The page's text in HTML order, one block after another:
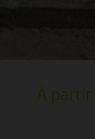
À partir